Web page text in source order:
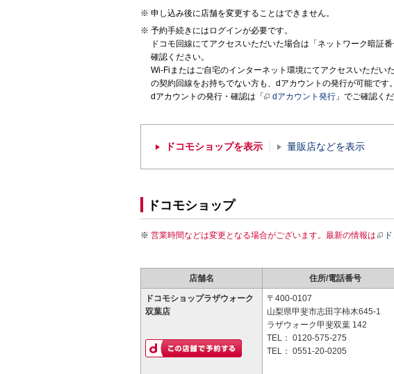
申し込み後に店舗を変更することはできません。
予約手続きにはログインが必要です。
ドコモ回線にてアクセスいただいた場合は「ネットワーク暗証
確認ください。
Wi-Fiまたはご自宅のインターネット環境にてアクセスいただ
の契約回線をお持ちでない方も、dアカウントの発行が可能です。
dアカウントの発行・確認は「
dアカウント発行 」でご確認くだ
ドコモショップを表示 量販店などを表示
ドコモショップ
営業時間などは変更となる場合がございます。最新の情報は
店舗名 住所/電話番号
ドコモショップラザウォーク
双葉店
〒400-0107
山梨県甲斐市志田字柿木645-1
ラザウォーク甲斐双葉 142
TEL： 0120-575-275
TEL： 0551-20-0205